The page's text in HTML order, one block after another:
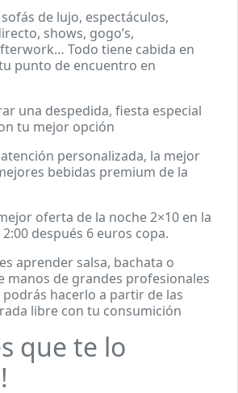
de lujo, espectáculos,
shows, gogo’s,
Todo tiene cabida en
punto de encuentro en
una despedida, fiesta especial
tu mejor opción
personalizada, la mejor
bebidas premium de la
oferta de la noche 2×10 en la
después 6 euros copa.
aprender salsa, bachata o
manos de grandes profesionales
hacerlo a partir de las
libre con tu consumición
que te lo